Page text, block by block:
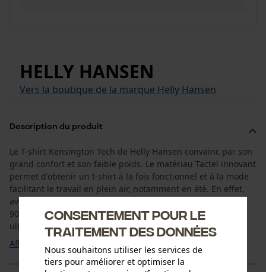
HELLY HANSEN
Vers la boutique de la marque Helly Hansen
Description du produit
Le T-shirt Kensington Tech de Helly Hansen convainc par son
grand confort et son faible poids. Le matériau Tactel innovant
permet d'obtenir un t-shirt à la fois fonctionnel et à la mode
facilitant le travail en plein air, notamment en été. En effet,
avec une protection UV de 40+, le matériau bloque plus de
90% des rayons UV. Le facteur de protection contre les
ultraviolets (UPF) est ...
Afficher plus
Consentement pour le
traitement des données
Nous souhaitons utiliser les services de
tiers pour améliorer et optimiser la